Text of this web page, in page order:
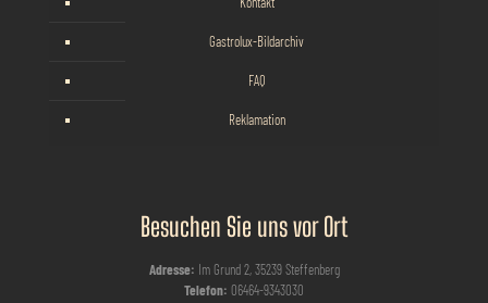
Gastrolux-Bildarchiv
FAQ
Reklamation
Besuchen Sie uns vor Ort
Adresse: Im Grund 2, 35239 Steffenberg
Telefon: 06464-9343030